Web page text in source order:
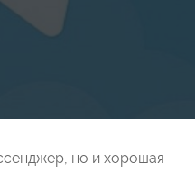
но и хорошая